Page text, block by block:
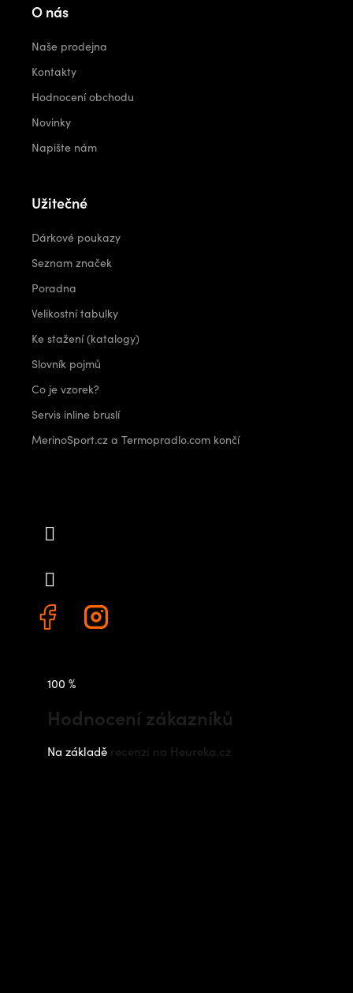
O nás
Naše prodejna
Kontakty
Hodnocení obchodu
Novinky
Napište nám
Užitečné
Dárkové poukazy
Seznam značek
Poradna
Velikostní tabulky
Ke stažení (katalogy)
Slovník pojmů
Co je vzorek?
Servis inline bruslí
MerinoSport.cz a Termopradlo.com končí
100 %
Hodnocení zákazníků
Na základě recenzí na Heureka.cz